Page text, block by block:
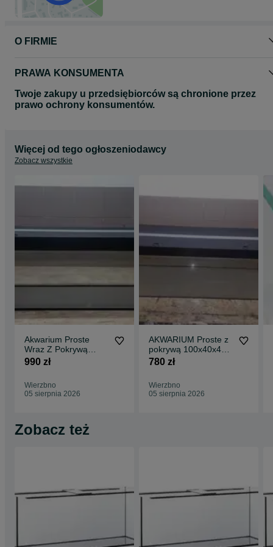
O FIRMIE
PRAWA KONSUMENTA
Twoje zakupy u przedsiębiorców są chronione przez
prawo ochrony konsumentów.
Więcej od tego ogłoszeniodawcy
Zobacz wszystkie
Akwarium Proste
Wraz Z Pokrywą
aluminiową
990 zł
Wierzbno
05 sierpnia 2026
AKWARIUM Proste z
pokrywą 100x40x40 -
160L
780 zł
Wierzbno
05 sierpnia 2026
Zobacz też